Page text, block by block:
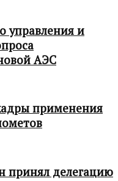
управления и
АЭС
применения
принял делегацию